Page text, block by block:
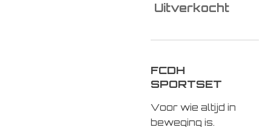
Uitverkocht
FCDH
SPORTSET
Voor wie altijd in
beweging is.